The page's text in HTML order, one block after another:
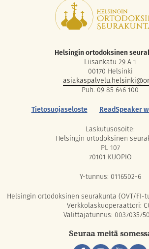
Helsingin ortodoksinen
Liisankatu 29 A 1
00170 Helsinki
Puh. 09 85 646 100
Tietosuojaseloste
ReadSpeaker
Laskutusosoite:
Helsingin ortodoksinen
PL 107
70101 KUOPIO
Y-tunnus: 0116502-6
Helsingin ortodoksinen seurakunta (OVT/FI-
Verkkolaskuoperaattori:
Välittäjätunnus:
Seuraa meitä